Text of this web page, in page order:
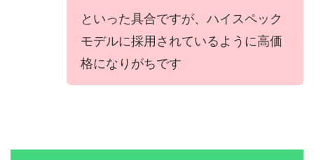
といった具合ですが、ハイスペック
モデルに採用されているように高価
格になりがちです